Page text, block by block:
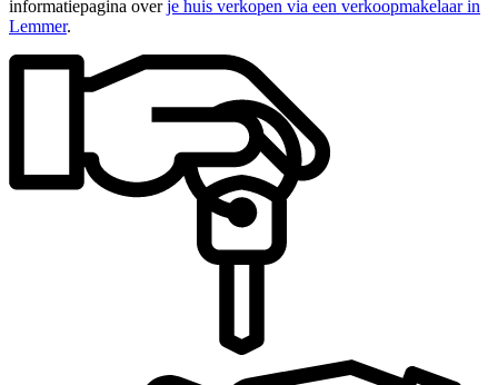
informatiepagina overje huis verkopen via een verkoopmakelaar in
Lemmer.